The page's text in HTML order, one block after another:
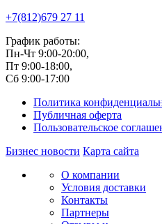
+7(812)679 27 11
График работы:
Пн-Чт 9:00-20:00,
Пт 9:00-18:00,
Сб 9:00-17:00
Политика
Публичная оферта
Пользовательское
Бизнес новости Карта сайта
О компании
Условия доставки
Контакты
Партнеры